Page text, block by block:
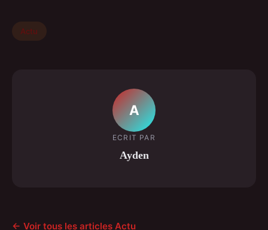
Actu
A
ECRIT PAR
Ayden
← Voir tous les articles Actu